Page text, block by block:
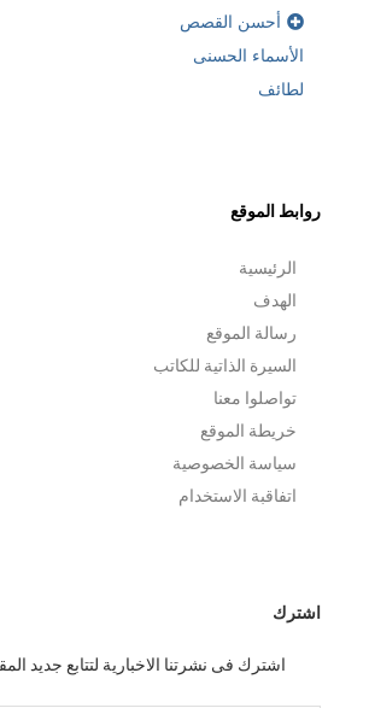
أحسن القصص
الأسماء الحسنى
لطائف
روابط الموقع
الرئيسية
الهدف
رسالة الموقع
السيرة الذاتية للكاتب
تواصلوا معنا
خريطة الموقع
سياسة الخصوصية
اتفاقبة الاستخدام
اشترك
اشترك فى نشرتنا الاخبارية لتتابع جديد